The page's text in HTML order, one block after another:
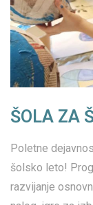
ŠOLA ZA
Poletne
šolsko leto!
razvijanje